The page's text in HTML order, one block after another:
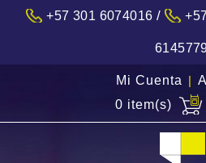
+57 301 6074016 /
Mi Cuenta |
0 item(s)